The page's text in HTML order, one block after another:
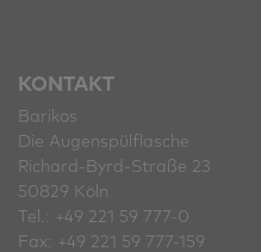
KONTAKT
Barikos
Die Augenspülflasche
Richard-Byrd-Straße 23
50829 Köln
Tel.: +49 221 59 777-0
Fax: +49 221 59 777-159